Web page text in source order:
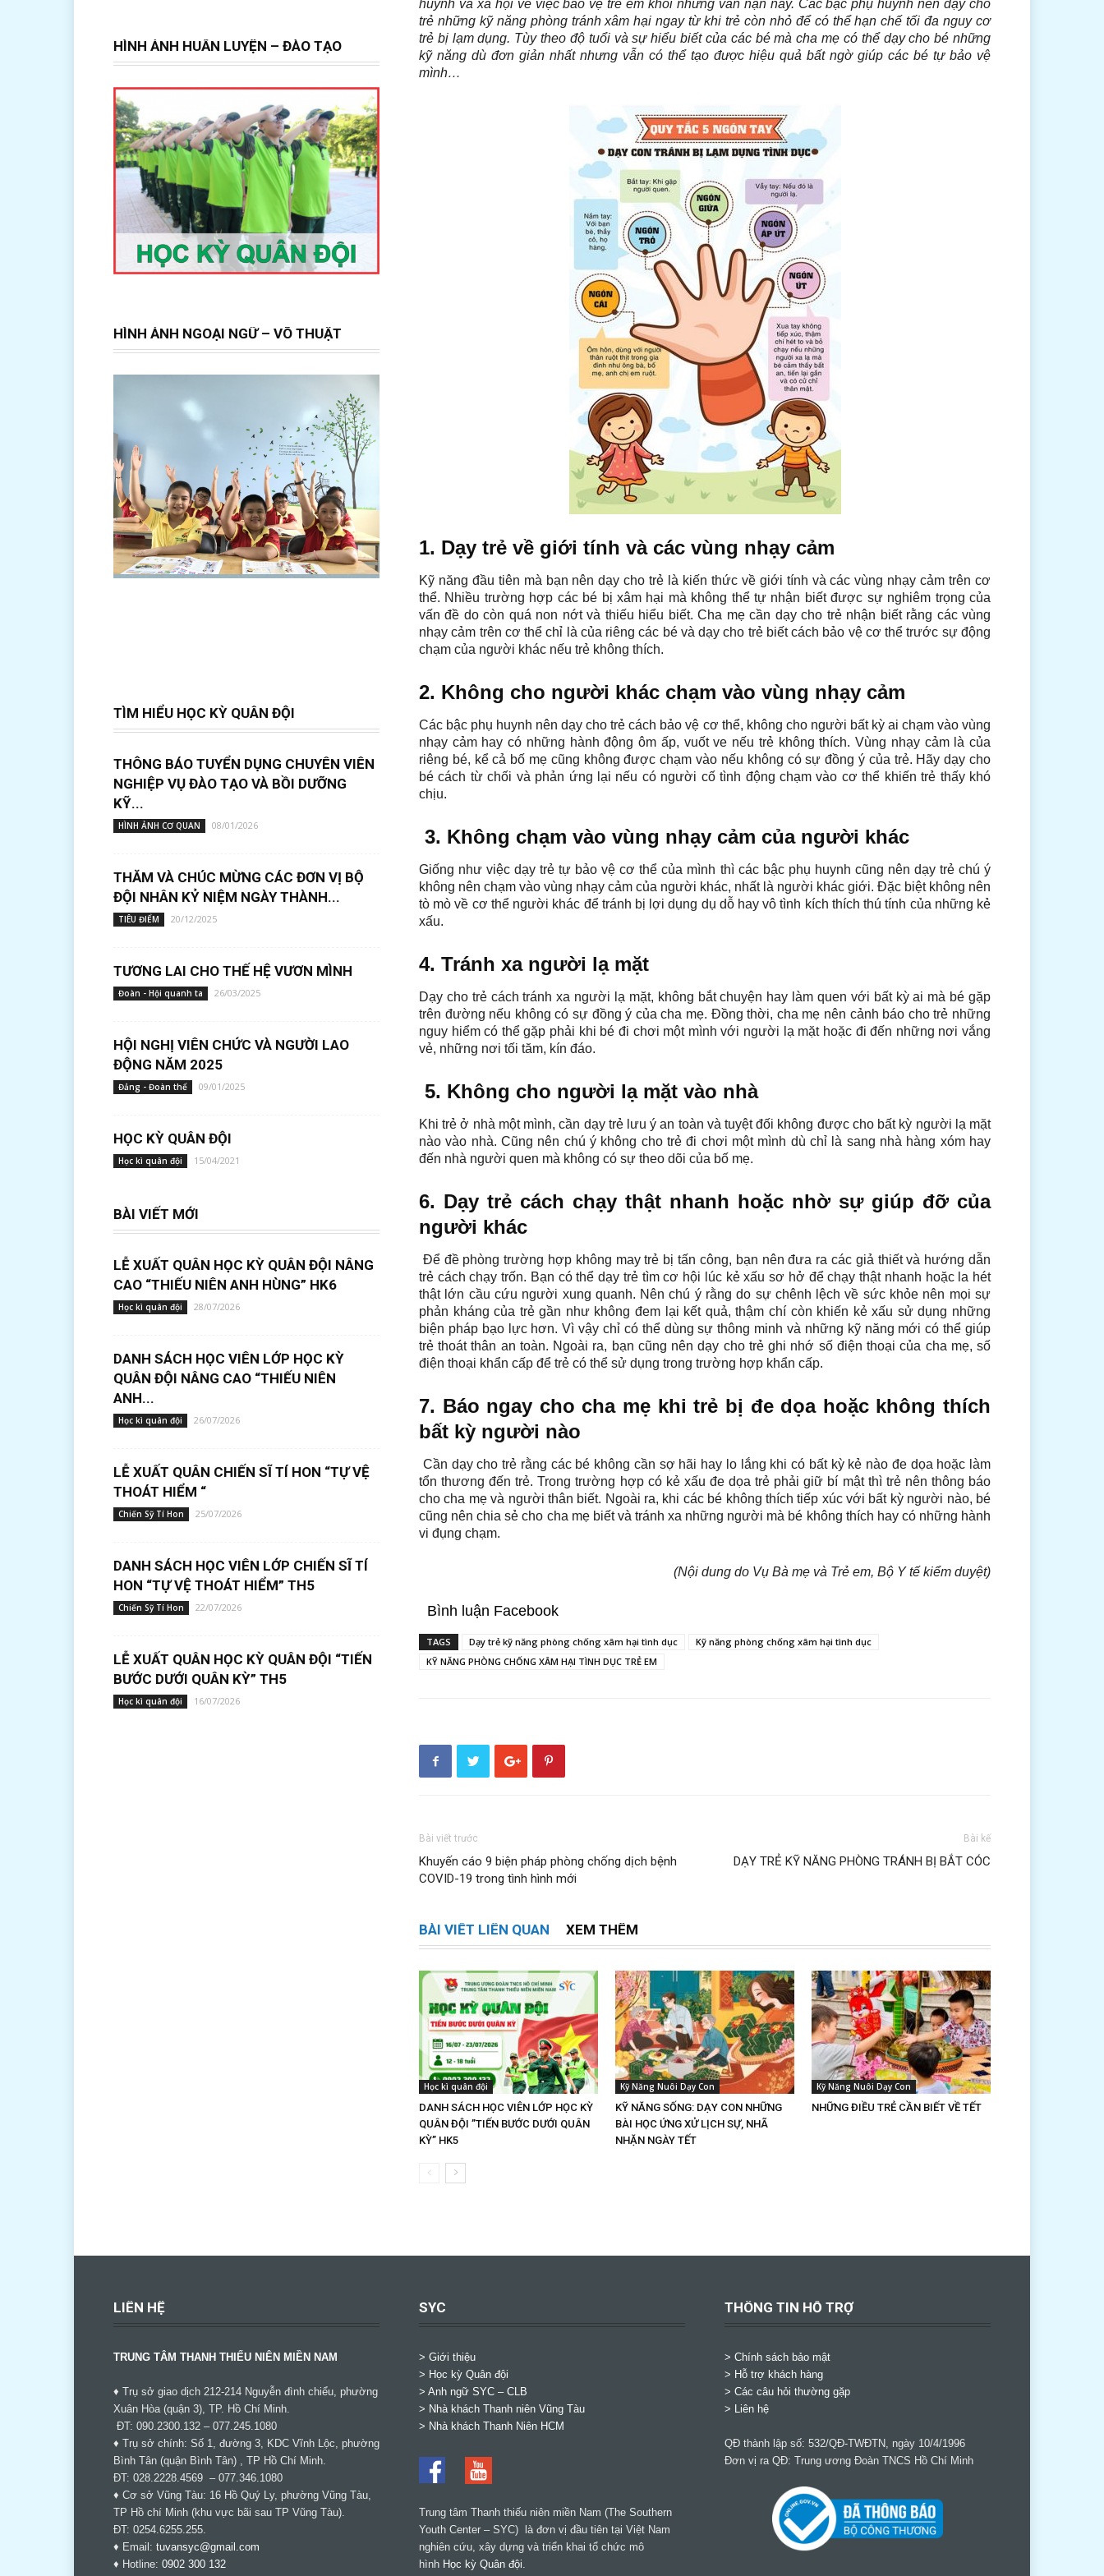
huynh và xã hội về việc bảo vệ trẻ em khỏi những vấn nạn này. Các bậc phụ huynh nên dạy cho
trẻ những kỹ năng phòng tránh xâm hại ngay từ khi trẻ còn nhỏ để có thể hạn chế tối đa nguy cơ
trẻ bị lạm dụng. Tùy theo độ tuổi và sự hiểu biết của các bé mà cha mẹ có thể dạy cho bé những
kỹ năng dù đơn giản nhất nhưng vẫn có thể tạo được hiệu quả bất ngờ giúp các bé tự bảo vệ
mình…
1. Dạy trẻ về giới tính và các vùng nhạy cảm
Kỹ năng đầu tiên mà bạn nên dạy cho trẻ là kiến thức về giới tính và các vùng nhạy cảm trên cơ
thể. Nhiều trường hợp các bé bị xâm hại mà không thể tự nhận biết được sự nghiêm trọng của
vấn đề do còn quá non nớt và thiếu hiểu biết. Cha mẹ cần dạy cho trẻ nhận biết rằng các vùng
nhạy cảm trên cơ thể chỉ là của riêng các bé và dạy cho trẻ biết cách bảo vệ cơ thể trước sự động
chạm của người khác nếu trẻ không thích.
2. Không cho người khác chạm vào vùng nhạy cảm
Các bậc phụ huynh nên dạy cho trẻ cách bảo vệ cơ thể, không cho người bất kỳ ai chạm vào vùng
nhạy cảm hay có những hành động ôm ấp, vuốt ve nếu trẻ không thích. Vùng nhạy cảm là của
riêng bé, kể cả bố mẹ cũng không được chạm vào nếu không có sự đồng ý của trẻ. Hãy dạy cho
bé cách từ chối và phản ứng lại nếu có người cố tình động chạm vào cơ thể khiến trẻ thấy khó
chịu.
3. Không chạm vào vùng nhạy cảm của người khác
Giống như việc dạy trẻ tự bảo vệ cơ thể của mình thì các bậc phụ huynh cũng nên dạy trẻ chú ý
không nên chạm vào vùng nhạy cảm của người khác, nhất là người khác giới. Đặc biệt không nên
tò mò về cơ thể người khác để tránh bị lợi dụng dụ dỗ hay vô tình kích thích thú tính của những kẻ
xấu.
4. Tránh xa người lạ mặt
Dạy cho trẻ cách tránh xa người lạ mặt, không bắt chuyện hay làm quen với bất kỳ ai mà bé gặp
trên đường nếu không có sự đồng ý của cha mẹ. Đồng thời, cha mẹ nên cảnh báo cho trẻ những
nguy hiểm có thể gặp phải khi bé đi chơi một mình với người lạ mặt hoặc đi đến những nơi vắng
vẻ, những nơi tối tăm, kín đáo.
5. Không cho người lạ mặt vào nhà
Khi trẻ ở nhà một mình, cần dạy trẻ lưu ý an toàn và tuyệt đối không được cho bất kỳ người lạ mặt
nào vào nhà. Cũng nên chú ý không cho trẻ đi chơi một mình dù chỉ là sang nhà hàng xóm hay
đến nhà người quen mà không có sự theo dõi của bố mẹ.
6. Dạy trẻ cách chạy thật nhanh hoặc nhờ sự giúp đỡ của
người khác
Để đề phòng trường hợp không may trẻ bị tấn công, bạn nên đưa ra các giả thiết và hướng dẫn
trẻ cách chạy trốn. Bạn có thể dạy trẻ tìm cơ hội lúc kẻ xấu sơ hở để chạy thật nhanh hoặc la hét
thật lớn cầu cứu người xung quanh. Nên chú ý rằng do sự chênh lệch về sức khỏe nên mọi sự
phản kháng của trẻ gần như không đem lại kết quả, thậm chí còn khiến kẻ xấu sử dụng những
biện pháp bạo lực hơn. Vì vậy chỉ có thể dùng sự thông minh và những kỹ năng mới có thể giúp
trẻ thoát thân an toàn. Ngoài ra, bạn cũng nên dạy cho trẻ ghi nhớ số điện thoại của cha mẹ, số
điện thoại khẩn cấp để trẻ có thể sử dụng trong trường hợp khẩn cấp.
7. Báo ngay cho cha mẹ khi trẻ bị đe dọa hoặc không thích
bất kỳ người nào
Cần dạy cho trẻ rằng các bé không cần sợ hãi hay lo lắng khi có bất kỳ kẻ nào đe dọa hoặc làm
tổn thương đến trẻ. Trong trường hợp có kẻ xấu đe dọa trẻ phải giữ bí mật thì trẻ nên thông báo
cho cha mẹ và người thân biết. Ngoài ra, khi các bé không thích tiếp xúc với bất kỳ người nào, bé
cũng nên chia sẻ cho cha mẹ biết và tránh xa những người mà bé không thích hay có những hành
vi đụng chạm.
(Nội dung do Vụ Bà mẹ và Trẻ em, Bộ Y tế kiểm duyệt)
Bình luận Facebook
TAGS Dạy trẻ kỹ năng phòng chống xâm hại tình dục
Kỹ năng phòng chống xâm hại tình dục
KỸ NĂNG PHÒNG CHỐNG XÂM HẠI TÌNH DỤC TRẺ EM
Bài viết trước
Khuyến cáo 9 biện pháp phòng chống dịch bệnh
COVID-19 trong tình hình mới
Bài kế
DẠY TRẺ KỸ NĂNG PHÒNG TRÁNH BỊ BẮT CÓC
BÀI VIẾT LIÊN QUAN XEM THÊM
Học kì quân đội
DANH SÁCH HỌC VIÊN LỚP HỌC KỲ
QUÂN ĐỘI ”TIẾN BƯỚC DƯỚI QUÂN
KỲ” HK5
Kỹ Năng Nuôi Dạy Con
KỸ NĂNG SỐNG: DẠY CON NHỮNG
BÀI HỌC ỨNG XỬ LỊCH SỰ, NHÃ
NHẶN NGÀY TẾT
Kỹ Năng Nuôi Dạy Con
NHỮNG ĐIỀU TRẺ CẦN BIẾT VỀ TẾT
HÌNH ẢNH HUẤN LUYỆN – ĐÀO TẠO
HÌNH ẢNH NGOẠI NGỮ – VÕ THUẬT
TÌM HIỂU HỌC KỲ QUÂN ĐỘI
THÔNG BÁO TUYỂN DỤNG CHUYÊN VIÊN
NGHIỆP VỤ ĐÀO TẠO VÀ BỒI DƯỠNG
KỸ...
HÌNH ẢNH CƠ QUAN 08/01/2026
THĂM VÀ CHÚC MỪNG CÁC ĐƠN VỊ BỘ
ĐỘI NHÂN KỶ NIỆM NGÀY THÀNH...
TIÊU ĐIỂM 20/12/2025
TƯƠNG LAI CHO THẾ HỆ VƯƠN MÌNH
Đoàn - Hội quanh ta 26/03/2025
HỘI NGHỊ VIÊN CHỨC VÀ NGƯỜI LAO
ĐỘNG NĂM 2025
Đảng - Đoàn thể 09/01/2025
HỌC KỲ QUÂN ĐỘI
Học kì quân đội 15/04/2021
BÀI VIẾT MỚI
LỄ XUẤT QUÂN HỌC KỲ QUÂN ĐỘI NÂNG
CAO “THIẾU NIÊN ANH HÙNG” HK6
Học kì quân đội 28/07/2026
DANH SÁCH HỌC VIÊN LỚP HỌC KỲ
QUÂN ĐỘI NÂNG CAO “THIẾU NIÊN
ANH...
Học kì quân đội 26/07/2026
LỄ XUẤT QUÂN CHIẾN SĨ TÍ HON “TỰ VỆ
THOÁT HIỂM “
Chiến Sỹ Tí Hon 25/07/2026
DANH SÁCH HỌC VIÊN LỚP CHIẾN SĨ TÍ
HON “TỰ VỆ THOÁT HIỂM” TH5
Chiến Sỹ Tí Hon 22/07/2026
LỄ XUẤT QUÂN HỌC KỲ QUÂN ĐỘI “TIẾN
BƯỚC DƯỚI QUÂN KỲ” TH5
Học kì quân đội 16/07/2026
LIÊN HỆ
TRUNG TÂM THANH THIẾU NIÊN MIỀN NAM
♦ Trụ sở giao dịch 212-214 Nguyễn đình chiểu, phường
Xuân Hòa (quận 3), TP. Hồ Chí Minh.
ĐT: 090.2300.132 – 077.245.1080
♦ Trụ sở chính: Số 1, đường 3, KDC Vĩnh Lộc, phường
Bình Tân (quận Bình Tân) , TP Hồ Chí Minh.
ĐT: 028.2228.4569 – 077.346.1080
♦ Cơ sở Vũng Tàu: 16 Hồ Quý Ly, phường Vũng Tàu,
TP Hồ chí Minh (khu vực bãi sau TP Vũng Tàu).
ĐT: 0254.6255.255.
♦ Email: tuvansyc@gmail.com
♦ Hotline: 0902 300 132
SYC
> Giới thiệu
> Học kỳ Quân đội
> Anh ngữ SYC – CLB
> Nhà khách Thanh niên Vũng Tàu
> Nhà khách Thanh Niên HCM
Trung tâm Thanh thiếu niên miền Nam (The Southern
Youth Center – SYC) là đơn vị đầu tiên tại Việt Nam
nghiên cứu, xây dựng và triển khai tổ chức mô
hình Học kỳ Quân đội.
THÔNG TIN HỖ TRỢ
> Chính sách bảo mật
> Hỗ trợ khách hàng
> Các câu hỏi thường gặp
> Liên hệ
QĐ thành lập số: 532/QĐ-TWĐTN, ngày 10/4/1996
Đơn vị ra QĐ: Trung ương Đoàn TNCS Hồ Chí Minh